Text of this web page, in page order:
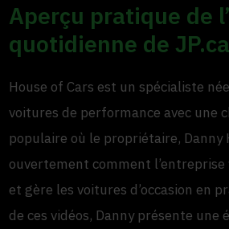
Aperçu pratique de
quotidienne de
House of Cars est un spécialiste
voitures de performance avec une
populaire où le propriétaire, Danny
ouvertement comment
et gère les voitures d’occasion en
de ces vidéos, Danny présente une